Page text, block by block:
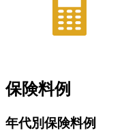
保険料例
年代別保険料例